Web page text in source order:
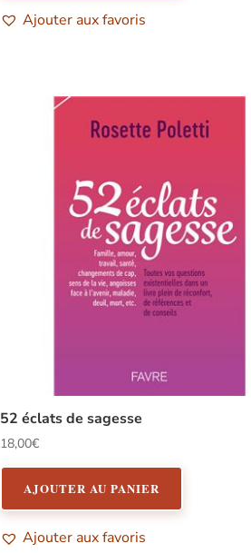
Ajouter aux favoris
52 éclats de sagesse
18,00€
AJOUTER AU PANIER
Ajouter aux favoris